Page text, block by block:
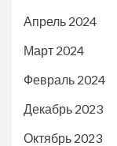
Апрель 2024
Март 2024
Февраль 2024
Декабрь 2023
Октябрь 2023